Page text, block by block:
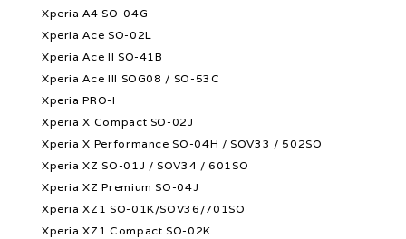
Xperia A4 SO-04G
Xperia Ace SO-02L
Xperia Ace II SO-41B
Xperia Ace III SOG08 / SO-53C
Xperia PRO-I
Xperia X Compact SO-02J
Xperia X Performance SO-04H / SOV33 / 502SO
Xperia XZ SO-01J / SOV34 / 601SO
Xperia XZ Premium SO-04J
Xperia XZ1 SO-01K/SOV36/701SO
Xperia XZ1 Compact SO-02K